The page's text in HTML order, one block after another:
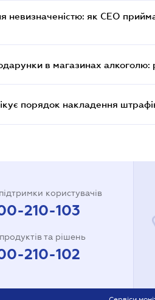
невизначеністю: як СЕО
в магазинах
порядок накладення
користувачів
210-103
та рішень
210-102